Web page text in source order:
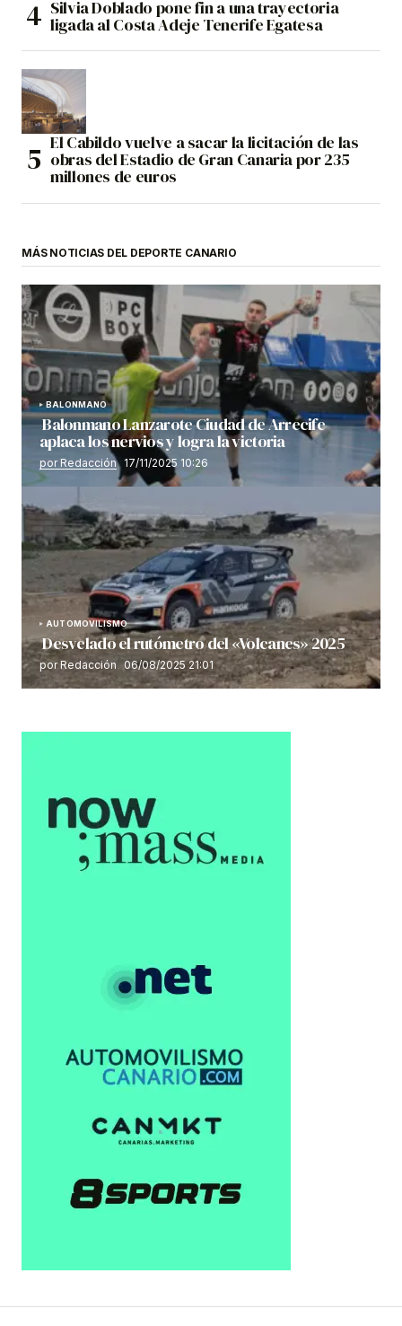
Silvia Doblado pone fin a una trayectoria
ligada al Costa Adeje Tenerife Egatesa
El Cabildo vuelve a sacar la licitación de las
obras del Estadio de Gran Canaria por 235
millones de euros
MÁS NOTICIAS DEL DEPORTE CANARIO
BALONMANO
Balonmano Lanzarote Ciudad de Arrecife
aplaca los nervios y logra la victoria
por Redacción 17/11/2025 10:26
AUTOMOVILISMO
Desvelado el rutómetro del «Volcanes» 2025
por Redacción 06/08/2025 21:01